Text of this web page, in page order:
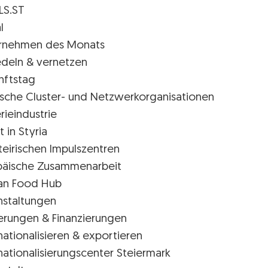
des Monats
& vernetzen
Cluster- und Netzwerkorganisationen
in Styria
Impulszentren
Zusammenarbeit
Food Hub
& Finanzierungen
& exportieren
Steiermark